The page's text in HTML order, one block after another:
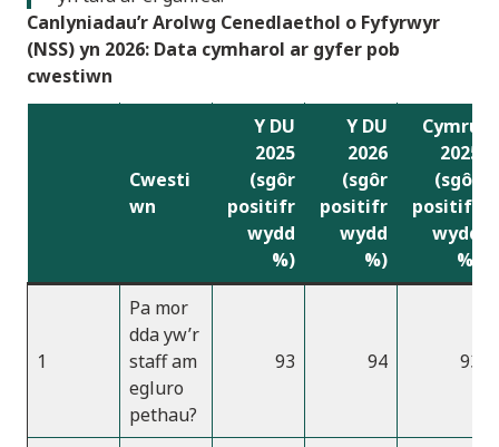
Canlyniadau’r Arolwg Cenedlaethol o Fyfyrwyr
(NSS) yn 2026: Data cymharol ar gyfer pob
cwestiwn
Cwesti
wn
Y DU
2025
(sgôr
positifr
wydd
%)
Y DU
2026
(sgôr
positifr
wydd
%)
Cymru
2025
(sgôr
positifr
wydd
%)
1
Pa mor
dda yw’r
staff am
egluro
pethau?
93 94 93